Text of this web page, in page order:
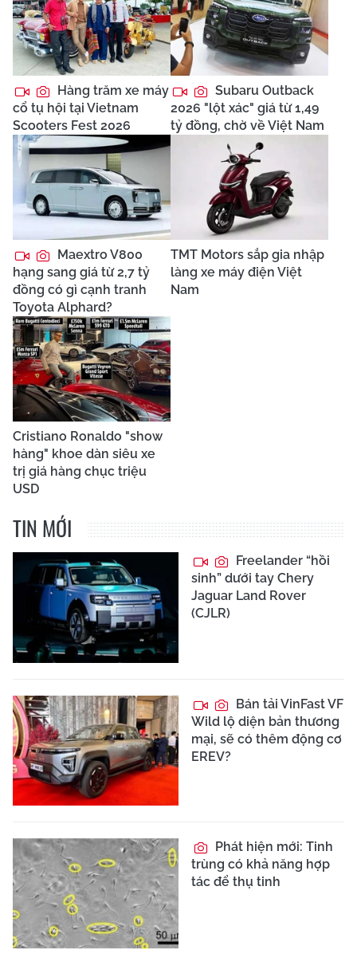
Hàng trăm xe máy
cổ tụ hội tại Vietnam
Scooters Fest 2026
Subaru Outback
2026 "lột xác" giá từ 1,49
tỷ đồng, chờ về Việt Nam
Maextro V800
hạng sang giá từ 2,7 tỷ
đồng có gì cạnh tranh
Toyota Alphard?
TMT Motors sắp gia nhập
làng xe máy điện Việt
Nam
Cristiano Ronaldo "show
hàng" khoe dàn siêu xe
trị giá hàng chục triệu
USD
TIN MỚI
Freelander “hồi
sinh” dưới tay Chery
Jaguar Land Rover
(CJLR)
Bán tải VinFast VF
Wild lộ diện bản thương
mại, sẽ có thêm động cơ
EREV?
Phát hiện mới: Tinh
trùng có khả năng hợp
tác để thụ tinh